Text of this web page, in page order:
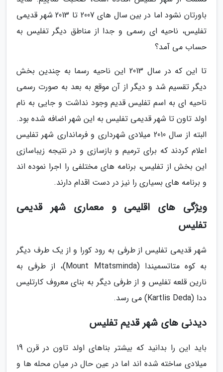
باورتان نشود اما در بین سال های 2007 تا 2013 شهر قدیمی
تفلیس، ناحیه ای رسمی و جدا از مناطق دیگر تفلیس به
حساب می آمد؟
تا این که در سال 2013 این ناحیه رسما به چندین بخش
دیگر تقسیم شد و دیگر از آن موقع به بعد به صورت رسمی
ناحیه ای به اسم تفلیس قدیم وجود نداشت و جایی به نام
اولد تاون تا شهر قدیمی تفلیس به این شهر اضافه شده بود.
البته از سال 2010 میلادی شهرداری و فرمانداری شهر تفلیس
اعلام کردند که برای ترمیم و بازسازی و در نتیجه زیباسازی
این بخش از تفلیس، برنامه های مختلفی را اجرا نموده اند
و برنامه های بسیاری را نیز در دست اقدام دارند.
ویژگی های اقلیمی و معماری شهر قدیمی
تفلیس
شهر قدیمی تفلیس از طرفی به رود کورا و از یک طرف دیگر
به کوه متاتسمیندا (Mount Mtatsminda)، از طرفی به
نارین قلعه تفلیس و از طرفی دیگر به بنای معروف کارتلیس
ددا (Kartlis Deda) می رسد.
دیدنی های شهر قدیم تفلیس
باید این را بدانید که بیشتر بناهای اولد تاون در قرن 19
میلادی ساخته شده اند اما در عین حال در میان محله ها و